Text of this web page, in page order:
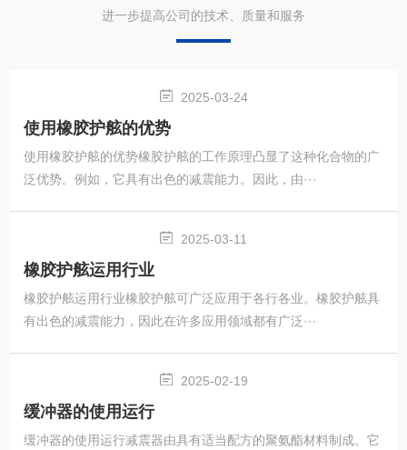
进一步提高公司的技术、质量和服务
2025-03-24
使用橡胶护舷的优势
使用橡胶护舷的优势橡胶护舷的工作原理凸显了这种化合物的广
泛优势。例如，它具有出色的减震能力。因此，由···
2025-03-11
橡胶护舷运用行业
橡胶护舷运用行业橡胶护舷可广泛应用于各行各业。橡胶护舷具
有出色的减震能力，因此在许多应用领域都有广泛···
2025-02-19
缓冲器的使用运行
缓冲器的使用运行减震器由具有适当配方的聚氨酯材料制成。它